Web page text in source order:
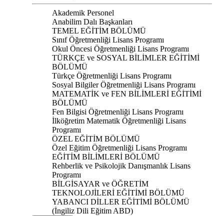
Akademik Personel
Anabilim Dalı Başkanları
TEMEL EĞİTİM BÖLÜMÜ
Sınıf Öğretmenliği Lisans Programı
Okul Öncesi Öğretmenliği Lisans Programı
TÜRKÇE ve SOSYAL BİLİMLER EĞİTİMİ
BÖLÜMÜ
Türkçe Öğretmenliği Lisans Programı
Sosyal Bilgiler Öğretmenliği Lisans Programı
MATEMATİK ve FEN BİLİMLERİ EĞİTİMİ
BÖLÜMÜ
Fen Bilgisi Öğretmenliği Lisans Programı
İlköğretim Matematik Öğretmenliği Lisans
Programı
ÖZEL EĞİTİM BÖLÜMÜ
Özel Eğitim Öğretmenliği Lisans Programı
EĞİTİM BİLİMLERİ BÖLÜMÜ
Rehberlik ve Psikolojik Danışmanlık Lisans
Programı
BİLGİSAYAR ve ÖĞRETİM
TEKNOLOJİLERİ EĞİTİMİ BÖLÜMÜ
YABANCI DİLLER EĞİTİMİ BÖLÜMÜ
(İngiliz Dili Eğitim ABD)